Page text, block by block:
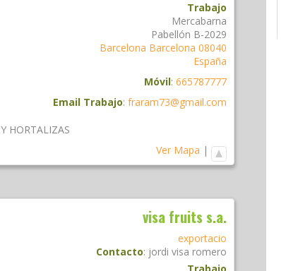
Trabajo
Mercabarna
Pabellón B-2029
Barcelona Barcelona 08040
España
Móvil: 665787777
Email Trabajo: fraram73@gmail.com
HORTALIZAS
Ver Mapa |
visa fruits s.a.
exportacio
Contacto: jordi visa romero